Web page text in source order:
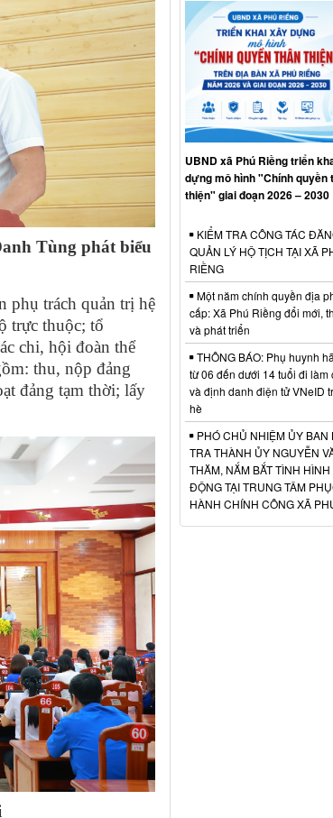
Tùng phát biểu
phụ trách quản trị hệ
trực thuộc; tổ
chi, hội đoàn thể
thu, nộp đảng
đảng tạm thời; lấy
UBND xã Phú Riềng triển
dựng mô hình "Chính quyền
thiện" giai đoạn 2026 – 2030
KIỂM TRA CÔNG TÁC
QUẢN LÝ HỘ TỊCH TẠI XÃ
RIỀNG
Một năm chính quyền địa
cấp: Xã Phú Riềng đổi mới,
và phát triển
THÔNG BÁO: Phụ huynh
từ 06 đến dưới 14 tuổi đi làm
và định danh điện tử VNeID
hè
PHÓ CHỦ NHIỆM ỦY BAN
TRA THÀNH ỦY NGUYỄN
THĂM, NẮM BẮT TÌNH HÌNH
ĐỘNG TẠI TRUNG TÂM
HÀNH CHÍNH CÔNG XÃ